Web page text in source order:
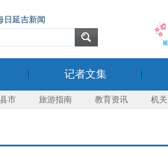
日延吉新闻
记者文集
市 旅游指南 教育资讯 机